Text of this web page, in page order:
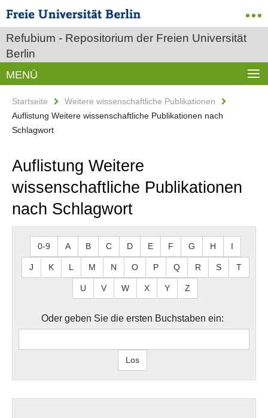
Refubium - Repositorium der Freien Universität
Berlin
MENÜ
Startseite
Weitere wissenschaftliche Publikationen
Auflistung Weitere wissenschaftliche Publikationen nach
Schlagwort
Auflistung Weitere
wissenschaftliche Publikationen
nach Schlagwort
0-9 A B C D E F G H I
J K L M N O P Q R S T
U V W X Y Z
Oder geben Sie die ersten Buchstaben ein: